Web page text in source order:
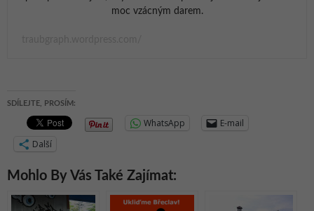
moc vzácným darem.
SDÍLEJTE, PROSÍM:
WhatsApp
E-mail
Další
Mohlo By Vás Také Zajímat: